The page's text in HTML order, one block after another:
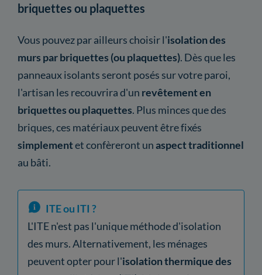
briquettes ou plaquettes
Vous pouvez par ailleurs choisir l'isolation des
murs par briquettes (ou plaquettes). Dès que les
panneaux isolants seront posés sur votre paroi,
l'artisan les recouvrira d'un revêtement en
briquettes ou plaquettes. Plus minces que des
briques, ces matériaux peuvent être fixés
simplementet confèreront unaspect traditionnel
au bâti.
ITE ou ITI ?
L'ITE n'est pas l'unique méthode d'isolation
des murs. Alternativement, les ménages
peuvent opter pour l'isolation thermique des